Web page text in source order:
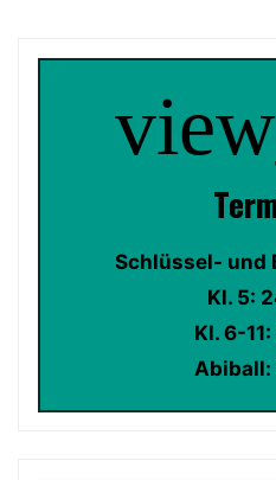
Schlüssel- und
Kl. 5:
Kl. 6-
Abiball: